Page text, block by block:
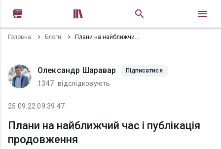
 
Головна Блоги Плани на найближчий час і публікація продовження
Олександр Шаравар Підписатися
1347 відслідковують
25.09.22 09:39:47
Плани на найближчий час і публікація
продовження